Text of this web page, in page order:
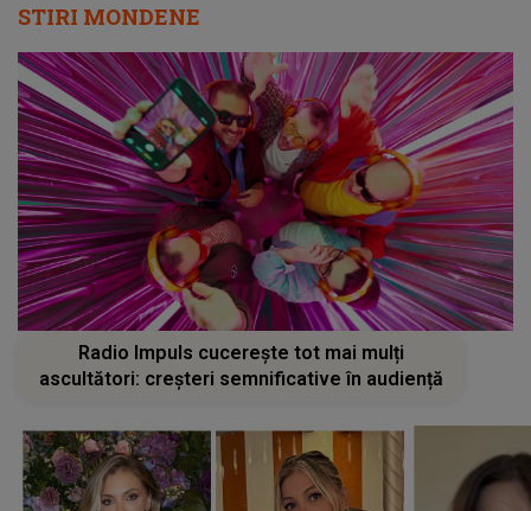
STIRI MONDENE
Radio Impuls cucerește tot mai mulți
ascultători: creșteri semnificative în audiență